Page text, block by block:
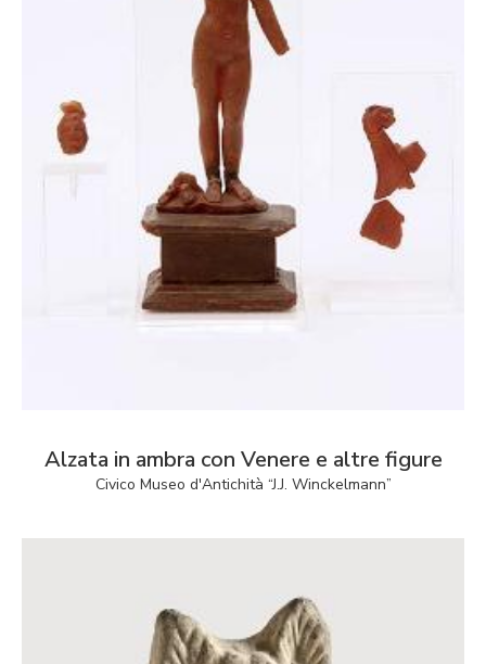
Alzata in ambra con Venere e altre figure
Civico Museo d'Antichità “J.J. Winckelmann”